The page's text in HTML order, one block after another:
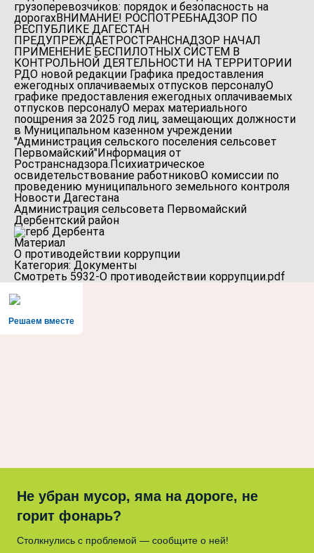
грузоперевозчиков: порядок и безопасность на
дорогахВНИМАНИЕ! РОСПОТРЕБНАДЗОР ПО
РЕСПУБЛИКЕ ДАГЕСТАН
ПРЕДУПРЕЖДАЕТРОСТРАНСНАДЗОР НАЧАЛ
ПРИМЕНЕНИЕ БЕСПИЛОТНЫХ СИСТЕМ В
КОНТРОЛЬНОЙ ДЕЯТЕЛЬНОСТИ НА ТЕРРИТОРИИ
РДО новой редакции Графика предоставления
ежегодных оплачиваемых отпусков персоналуО
графике предоставления ежегодных оплачиваемых
отпусков персоналуО мерах материального
поощрения за 2025 год лиц, замещающих должности
в Муниципальном казенном учреждении
"Администрация сельского поселения сельсовет
Первомайский"Информация от
Ространснадзора.Психиатрическое
освидетельствование работниковО комиссии по
проведению муниципального земельного контроля
Новости Дагестана
Администрация сельсовета Первомайский
Дербентский район
Материал
О противодействии коррупции
Категория: Документы
Смотреть 5932-О противодействии коррупции.pdf
Решаем вместе
Не убран мусор, яма на дороге, не
горит фонарь?
Столкнулись с проблемой — сообщите о ней!